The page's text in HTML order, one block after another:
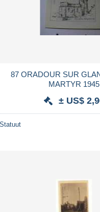
87 ORADOUR SUR
MARTYR 1945
± US$
Statuut